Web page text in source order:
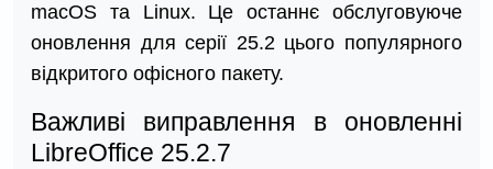
macOS та Linux. Це останнє обслуговуюче
оновлення для серії 25.2 цього популярного
відкритого офісного пакету.
Важливі виправлення в оновленні
LibreOffice 25.2.7